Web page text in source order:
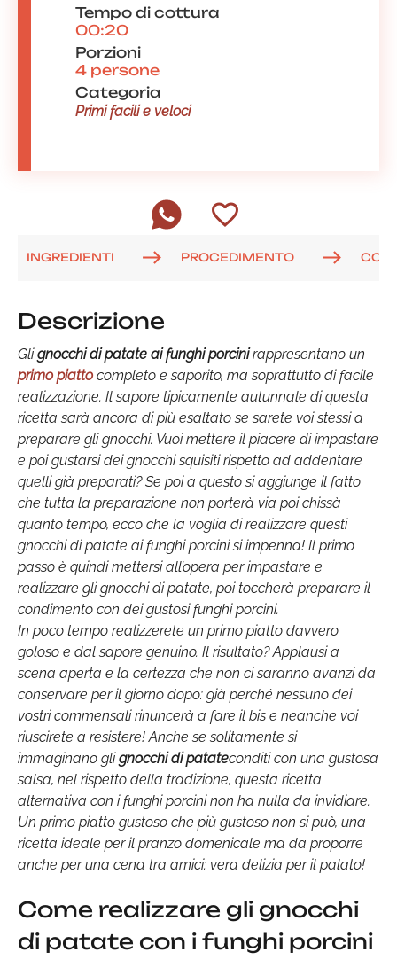
Tempo di cottura
00:20
Porzioni
4 persone
Categoria
Primi facili e veloci
INGREDIENTI PROCEDIMENTO
Descrizione
Glignocchi di patate ai funghi porcinirappresentano un
primo piattocompleto e saporito, ma soprattutto di facile
realizzazione. Il sapore tipicamente autunnale di questa
ricetta sarà ancora di più esaltato se sarete voi stessi a
preparare gli gnocchi. Vuoi mettere il piacere di impastare
e poi gustarsi dei gnocchi squisiti rispetto ad addentare
quelli già preparati? Se poi a questo si aggiunge il fatto
che tutta la preparazione non porterà via poi chissà
quanto tempo, ecco che la voglia di realizzare questi
gnocchi di patate ai funghi porcini si impenna! Il primo
passo è quindi mettersi all’opera per impastare e
realizzare gli gnocchi di patate, poi toccherà preparare il
condimento con dei gustosi funghi porcini.
In poco tempo realizzerete un primo piatto davvero
goloso e dal sapore genuino. Il risultato? Applausi a
scena aperta e la certezza che non ci saranno avanzi da
conservare per il giorno dopo: già perché nessuno dei
vostri commensali rinuncerà a fare il bis e neanche voi
riuscirete a resistere! Anche se solitamente si
immaginano glignocchi di patateconditi con una gustosa
salsa, nel rispetto della tradizione, questa ricetta
alternativa con i funghi porcini non ha nulla da invidiare.
Un primo piatto gustoso che più gustoso non si può, una
ricetta ideale per il pranzo domenicale ma da proporre
anche per una cena tra amici: vera delizia per il palato!
Come realizzare gli gnocchi
di patate con i funghi porcini